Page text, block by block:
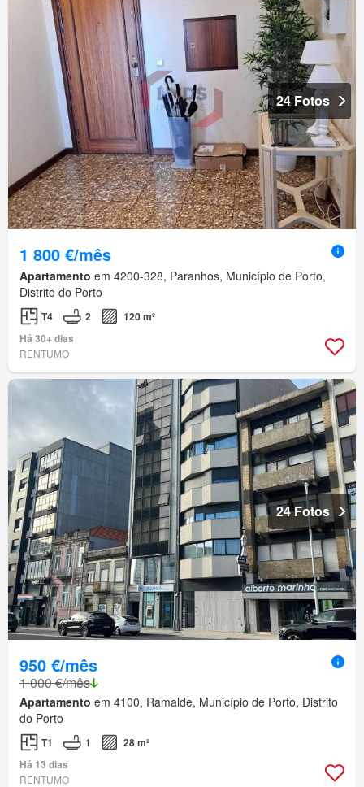
24 Fotos
1 800 €/mês
Apartamento em 4200-328, Paranhos, Município de Porto,
Distrito do Porto
T4 2
120 m²
Há 30+ dias
RENTUMO
24 Fotos
950 €/mês
1 000 €/mês
Apartamento em 4100, Ramalde, Município de Porto, Distrito
do Porto
T1 1
28 m²
Há 13 dias
RENTUMO